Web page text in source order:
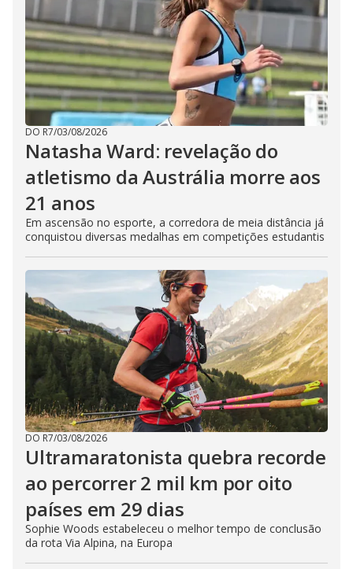
DO R7/03/08/2026
Natasha Ward: revelação do
atletismo da Austrália morre aos
21 anos
Em ascensão no esporte, a corredora de meia distância já
conquistou diversas medalhas em competições estudantis
DO R7/03/08/2026
Ultramaratonista quebra recorde
ao percorrer 2 mil km por oito
países em 29 dias
Sophie Woods estabeleceu o melhor tempo de conclusão
da rota Via Alpina, na Europa